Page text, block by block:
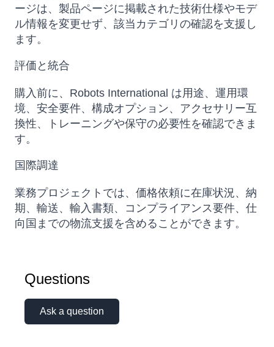
ージは、製品ページに掲載された技術仕様やモデ
ル情報を変更せず、該当カテゴリの確認を支援し
ます。
評価と統合
購入前に、Robots International は用途、運用環
境、安全要件、構成オプション、アクセサリー互
換性、トレーニングや保守の必要性を確認できま
す。
国際調達
業務プロジェクトでは、価格依頼に在庫状況、納
期、輸送、輸入書類、コンプライアンス要件、仕
向国までの物流支援を含めることができます。
Questions
Ask a question